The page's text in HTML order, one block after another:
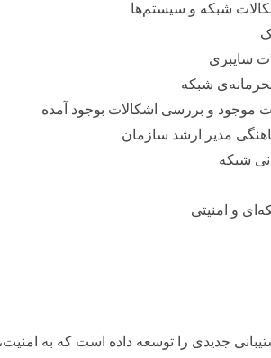
شبکه و سیستم‌ها
سایبری
شبکه
موجود و بررسی اشکالات بوجود آمده
مدیر ارشد سازمان
شبکه
و امنیتی
جدیدی را توسعه داده است که به